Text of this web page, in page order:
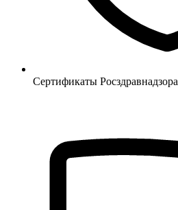
Сертификаты Росздравнадзора